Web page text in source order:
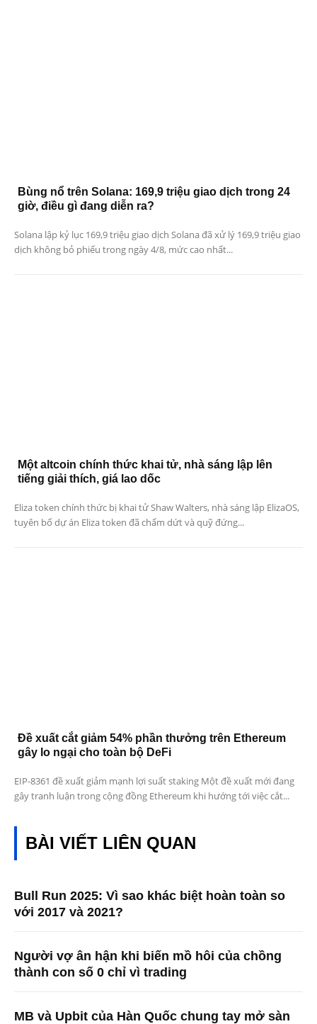
Bùng nổ trên Solana: 169,9 triệu giao dịch trong 24
giờ, điều gì đang diễn ra?
Solana lập kỷ lục 169,9 triệu giao dịch Solana đã xử lý 169,9 triệu giao
dịch không bỏ phiếu trong ngày 4/8, mức cao nhất...
Một altcoin chính thức khai tử, nhà sáng lập lên
tiếng giải thích, giá lao dốc
Eliza token chính thức bị khai tử Shaw Walters, nhà sáng lập ElizaOS,
tuyên bố dự án Eliza token đã chấm dứt và quỹ đứng...
Đề xuất cắt giảm 54% phần thưởng trên Ethereum
gây lo ngại cho toàn bộ DeFi
EIP-8361 đề xuất giảm mạnh lợi suất staking Một đề xuất mới đang
gây tranh luận trong cộng đồng Ethereum khi hướng tới việc cắt...
BÀI VIẾT LIÊN QUAN
Bull Run 2025: Vì sao khác biệt hoàn toàn so
với 2017 và 2021?
Người vợ ân hận khi biến mồ hôi của chồng
thành con số 0 chỉ vì trading
MB và Upbit của Hàn Quốc chung tay mở sàn